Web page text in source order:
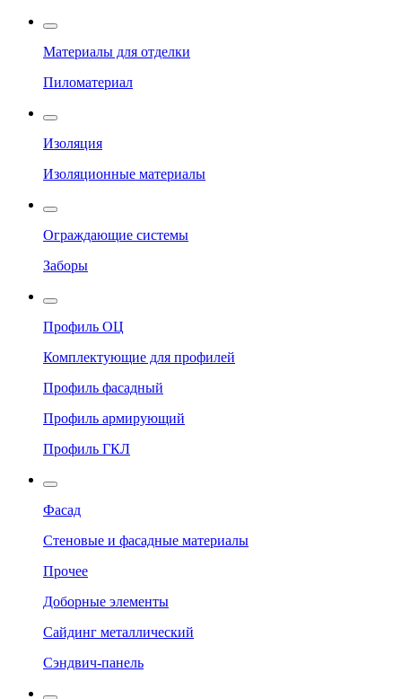
Материалы для отделки
Пиломатериал
Изоляция
Изоляционные материалы
Ограждающие системы
Заборы
Профиль ОЦ
Комплектующие для профилей
Профиль фасадный
Профиль армирующий
Профиль ГКЛ
Фасад
Стеновые и фасадные материалы
Прочее
Доборные элементы
Сайдинг металлический
Сэндвич-панель